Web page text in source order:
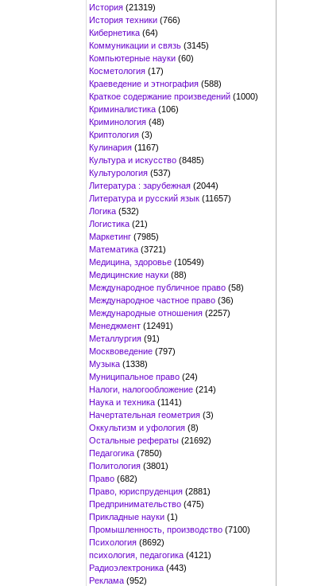
История (21319)
История техники (766)
Кибернетика (64)
Коммуникации и связь (3145)
Компьютерные науки (60)
Косметология (17)
Краеведение и этнография (588)
Краткое содержание произведений (1000)
Криминалистика (106)
Криминология (48)
Криптология (3)
Кулинария (1167)
Культура и искусство (8485)
Культурология (537)
Литература : зарубежная (2044)
Литература и русский язык (11657)
Логика (532)
Логистика (21)
Маркетинг (7985)
Математика (3721)
Медицина, здоровье (10549)
Медицинские науки (88)
Международное публичное право (58)
Международное частное право (36)
Международные отношения (2257)
Менеджмент (12491)
Металлургия (91)
Москвоведение (797)
Музыка (1338)
Муниципальное право (24)
Налоги, налогообложение (214)
Наука и техника (1141)
Начертательная геометрия (3)
Оккультизм и уфология (8)
Остальные рефераты (21692)
Педагогика (7850)
Политология (3801)
Право (682)
Право, юриспруденция (2881)
Предпринимательство (475)
Прикладные науки (1)
Промышленность, производство (7100)
Психология (8692)
психология, педагогика (4121)
Радиоэлектроника (443)
Реклама (952)